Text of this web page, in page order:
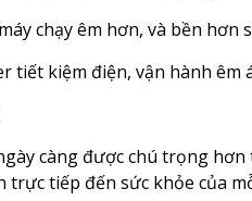
chạy êm hơn, và bền
tiết kiệm điện, vận hành êm
càng được chú trọng
trực tiếp đến sức khỏe của